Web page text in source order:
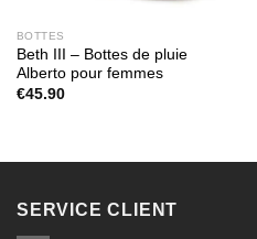
BOTTES
Beth III – Bottes de pluie
Alberto pour femmes
€45.90
SERVICE CLIENT